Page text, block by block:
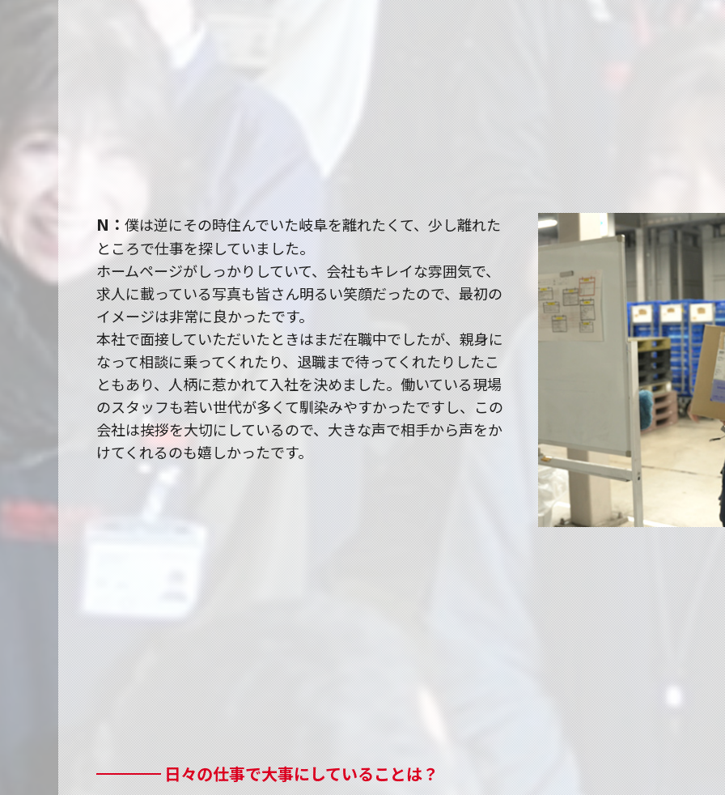
N
僕は逆にその時住んでいた岐阜を離れたくて、少し離れた
ところで仕事を探していました。
ホームページがしっかりしていて、会社もキレイな雰囲気で、
求人に載っている写真も皆さん明るい笑顔だったので、最初の
イメージは非常に良かったです。
本社で面接していただいたときはまだ在職中でしたが、親身に
なって相談に乗ってくれたり、退職まで待ってくれたりしたこ
ともあり、人柄に惹かれて入社を決めました。働いている現場
のスタッフも若い世代が多くて馴染みやすかったですし、この
会社は挨拶を大切にしているので、大きな声で相手から声をか
けてくれるのも嬉しかったです。
日々の仕事で大事にしていることは？